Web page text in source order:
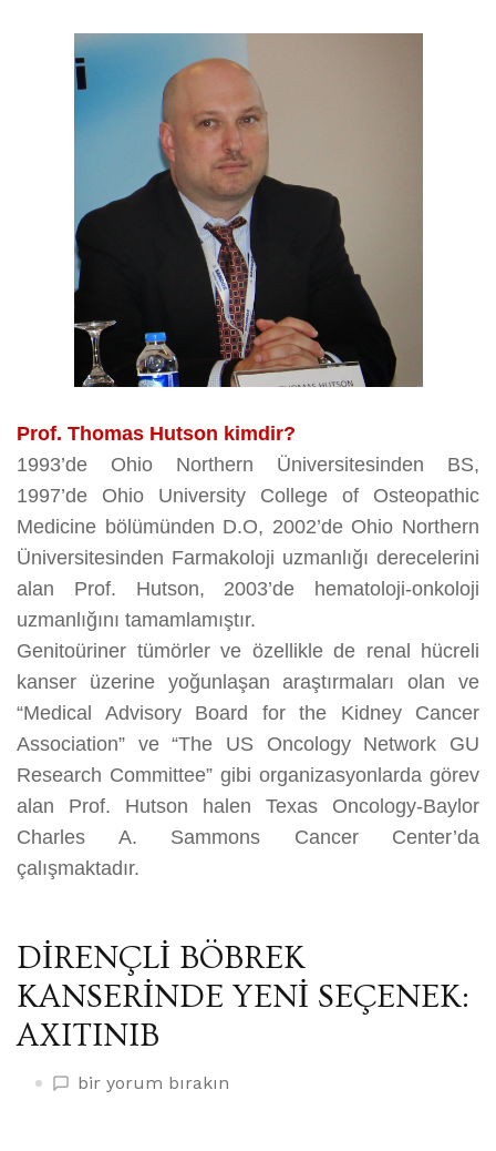
Prof. Thomas Hutson kimdir?
1993’de Ohio Northern Üniversitesinden BS,
1997’de Ohio University College of Osteopathic
Medicine bölümünden D.O, 2002’de Ohio Northern
Üniversitesinden Farmakoloji uzmanlığı derecelerini
alan Prof. Hutson, 2003’de hematoloji-onkoloji
uzmanlığını tamamlamıştır.
Genitoüriner tümörler ve özellikle de renal hücreli
kanser üzerine yoğunlaşan araştırmaları olan ve
“Medical Advisory Board for the Kidney Cancer
Association” ve “The US Oncology Network GU
Research Committee” gibi organizasyonlarda görev
alan Prof. Hutson halen Texas Oncology-Baylor
Charles A. Sammons Cancer Center’da
çalışmaktadır.
DİRENÇLİ BÖBREK
KANSERİNDE YENİ SEÇENEK:
AXITINIB
DİRENÇLİ
bir yorum bırakın